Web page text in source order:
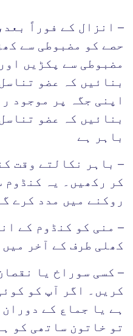
– انزال کے فوراً
حصے کو مضبوطی سے
مضبوطی سے پکڑیں
بنائیں کہ عضو
اپنی جگہ پر موجود
بنائیں کہ عضو
باہر ہے
– باہر نکالتے وقت
کر رکھیں۔ یہ کنڈوم
روکنے میں مدد کرے
– منی کو کنڈوم کے
کھلی طرف کے آخر
– کسی سوراخ یا
کریں۔ اگر آپ کو
ہے یا جماع کے